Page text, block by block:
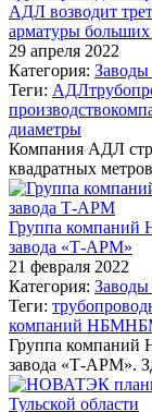
АДЛ возводит
арматуры больших
29 апреля 2022
Категория: Заводы
Теги: АДЛ
производство
диаметры
Компания АДЛ
квадратных
Группа компаний
завода «Т-АРМ»
21 февраля 2022
Категория: Заводы
Теги:
компаний НБМ
Группа компаний
завода «Т-АРМ».